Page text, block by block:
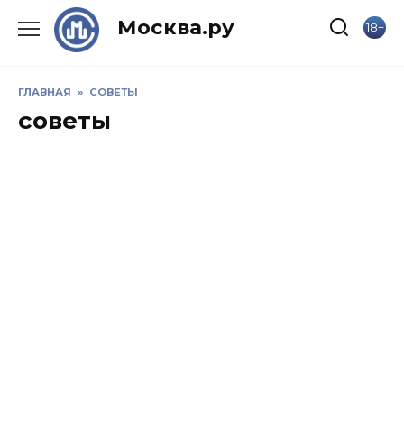
Москва.ру 18+
ГЛАВНАЯ » СОВЕТЫ
советы